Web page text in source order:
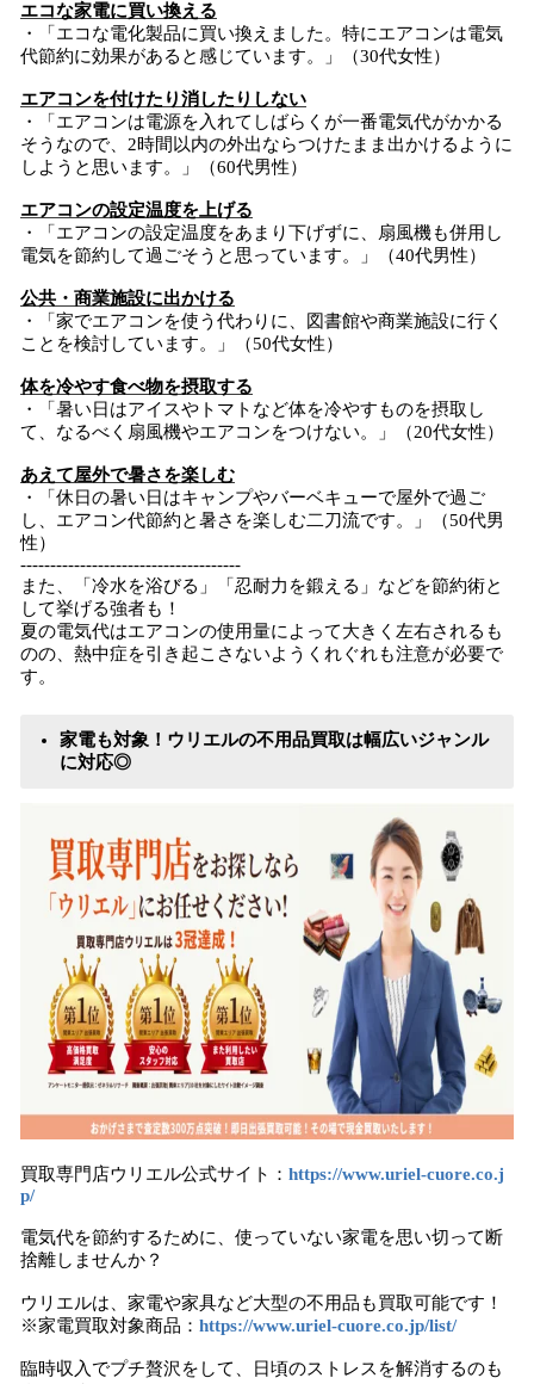
エコな家電に買い換える
・「エコな電化製品に買い換えました。特にエアコンは電気
代節約に効果があると感じています。」（30代女性）
エアコンを付けたり消したりしない
・「エアコンは電源を入れてしばらくが一番電気代がかかる
そうなので、2時間以内の外出ならつけたまま出かけるように
しようと思います。」（60代男性）
エアコンの設定温度を上げる
・「エアコンの設定温度をあまり下げずに、扇風機も併用し
電気を節約して過ごそうと思っています。」（40代男性）
公共・商業施設に出かける
・「家でエアコンを使う代わりに、図書館や商業施設に行く
ことを検討しています。」（50代女性）
体を冷やす食べ物を摂取する
・「暑い日はアイスやトマトなど体を冷やすものを摂取し
て、なるべく扇風機やエアコンをつけない。」（20代女性）
あえて屋外で暑さを楽しむ
・「休日の暑い日はキャンプやバーベキューで屋外で過ご
し、エアコン代節約と暑さを楽しむ二刀流です。」（50代男
性）
-------------------------------------
また、「冷水を浴びる」「忍耐力を鍛える」などを節約術と
して挙げる強者も！
夏の電気代はエアコンの使用量によって大きく左右されるも
のの、熱中症を引き起こさないようくれぐれも注意が必要で
す。
家電も対象！ウリエルの不用品買取は幅広いジャンル
に対応◎
買取専門店ウリエル公式サイト： https://www.uriel-cuore.co.j
p/
電気代を節約するために、使っていない家電を思い切って断
捨離しませんか？
ウリエルは、家電や家具など大型の不用品も買取可能です！
※家電買取対象商品： https://www.uriel-cuore.co.jp/list/
臨時収入でプチ贅沢をして、日頃のストレスを解消するのも